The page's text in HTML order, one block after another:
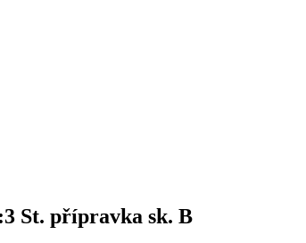
St. přípravka sk. B